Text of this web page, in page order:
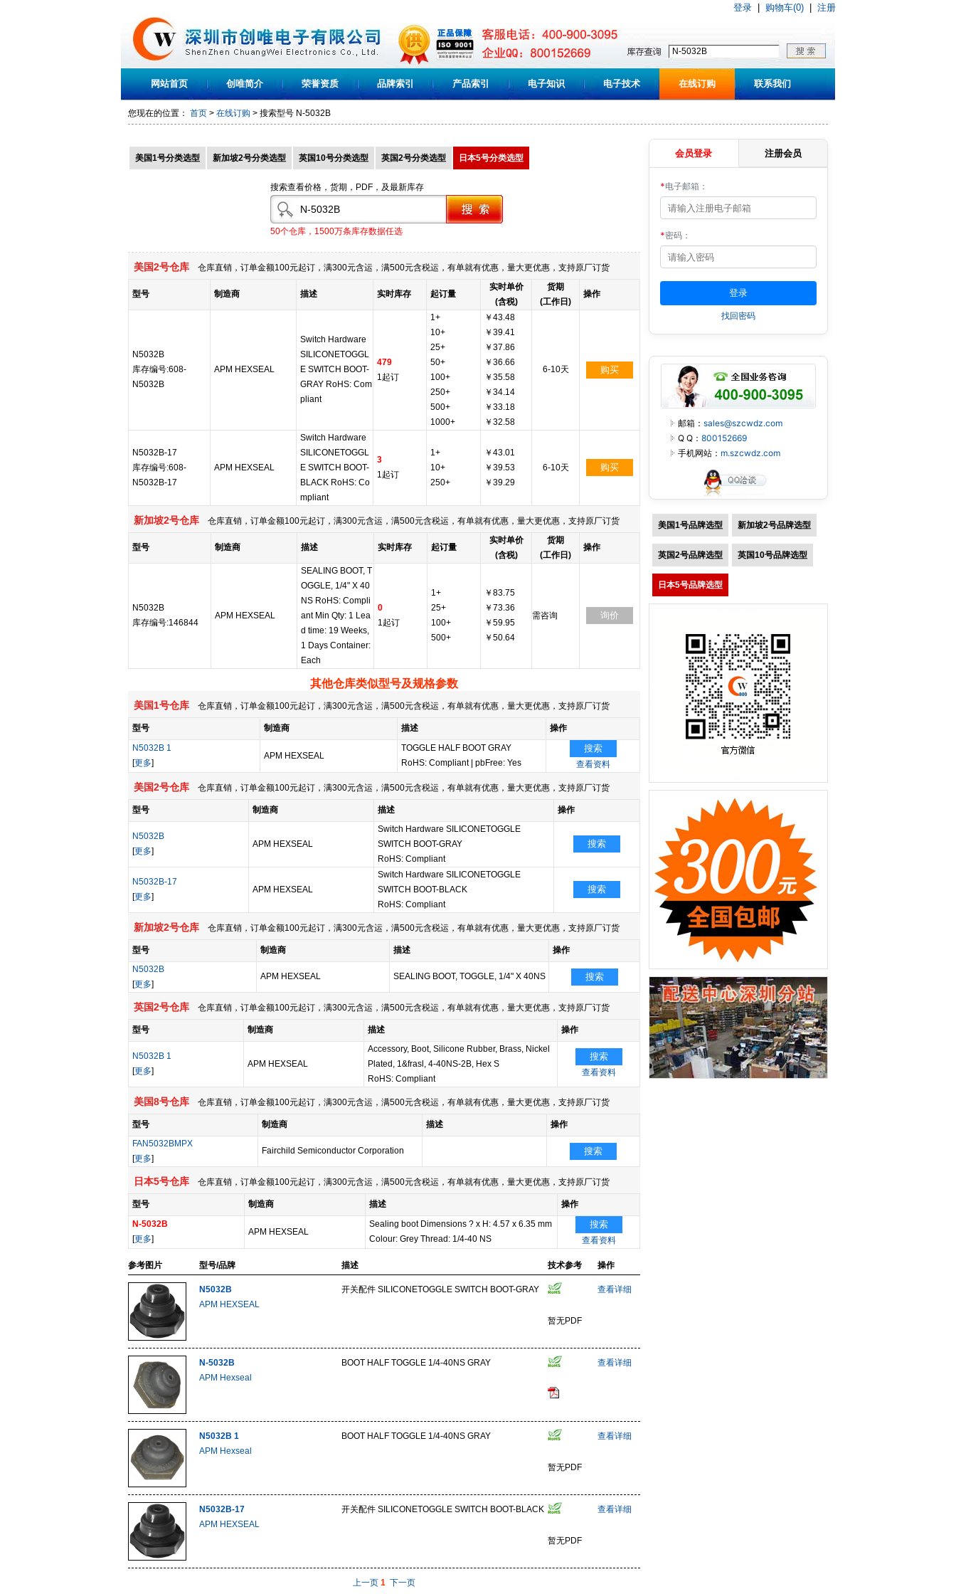
登录 购物车(0) 注册
网站首页 创唯简介 荣誉资质 品牌索引 产品索引 电子知识 电子技术 在线订购 联系我们
您现在的位置： 首页 > 在线订购 > 搜索型号 N-5032B
美国1号分类选型 新加坡2号分类选型 英国10号分类选型 英国2号分类选型 日本5号分类选型
搜索查看价格，货期，PDF，及最新库存
50个仓库，1500万条库存数据任选
美国2号仓库 仓库直销，订单金额100元起订，满300元含运，满500元含税运，有单就有优惠，量大更优惠，支持原厂订货
型号 制造商 描述 实时库存 起订量
实时单价
(含税)
货期
(工作日)
操作
N5032B
库存编号:608-
N5032B
APM HEXSEAL
Switch Hardware
SILICONETOGGL
E SWITCH BOOT-
GRAY RoHS: Com
pliant
479
1起订
1+
10+
25+
50+
100+
250+
500+
1000+
￥43.48
￥39.41
￥37.86
￥36.66
￥35.58
￥34.14
￥33.18
￥32.58
6-10天 购买
N5032B-17
库存编号:608-
N5032B-17
APM HEXSEAL
Switch Hardware
SILICONETOGGL
E SWITCH BOOT-
BLACK RoHS: Co
mpliant
3
1起订
1+
10+
250+
￥43.01
￥39.53
￥39.29
6-10天 购买
新加坡2号仓库 仓库直销，订单金额100元起订，满300元含运，满500元含税运，有单就有优惠，量大更优惠，支持原厂订货
型号 制造商 描述 实时库存 起订量
实时单价
(含税)
货期
(工作日)
操作
N5032B
库存编号:146844
APM HEXSEAL
SEALING BOOT, T
OGGLE, 1/4" X 40
NS RoHS: Compli
ant Min Qty: 1 Lea
d time: 19 Weeks,
1 Days Container:
Each
0
1起订
1+
25+
100+
500+
￥83.75
￥73.36
￥59.95
￥50.64
需咨询 询价
其他仓库类似型号及规格参数
美国1号仓库 仓库直销，订单金额100元起订，满300元含运，满500元含税运，有单就有优惠，量大更优惠，支持原厂订货
型号 制造商 描述
操作
N5032B 1
[更多]
APM HEXSEAL
TOGGLE HALF BOOT GRAY
RoHS: Compliant pbFree: Yes
搜索
查看资料
美国2号仓库 仓库直销，订单金额100元起订，满300元含运，满500元含税运，有单就有优惠，量大更优惠，支持原厂订货
型号 制造商 描述 操作
N5032B
[更多]
APM HEXSEAL
Switch Hardware SILICONETOGGLE
SWITCH BOOT-GRAY
RoHS: Compliant
搜索
N5032B-17
[更多]
APM HEXSEAL
Switch Hardware SILICONETOGGLE
SWITCH BOOT-BLACK
RoHS: Compliant
搜索
新加坡2号仓库 仓库直销，订单金额100元起订，满300元含运，满500元含税运，有单就有优惠，量大更优惠，支持原厂订货
型号 制造商 描述
操作
N5032B
[更多]
APM HEXSEAL SEALING BOOT, TOGGLE, 1/4" X 40NS 搜索
英国2号仓库 仓库直销，订单金额100元起订，满300元含运，满500元含税运，有单就有优惠，量大更优惠，支持原厂订货
型号 制造商 描述 操作
N5032B 1
[更多]
APM HEXSEAL
Accessory, Boot, Silicone Rubber, Brass, Nickel
Plated, 1&frasl, 4-40NS-2B, Hex S
RoHS: Compliant
搜索
查看资料
美国8号仓库 仓库直销，订单金额100元起订，满300元含运，满500元含税运，有单就有优惠，量大更优惠，支持原厂订货
型号 制造商 描述
操作
FAN5032BMPX
[更多]
Fairchild Semiconductor Corporation 搜索
日本5号仓库 仓库直销，订单金额100元起订，满300元含运，满500元含税运，有单就有优惠，量大更优惠，支持原厂订货
型号 制造商 描述
操作
N-5032B
[更多]
APM HEXSEAL
Sealing boot Dimensions ? x H: 4.57 x 6.35 mm
Colour: Grey Thread: 1/4-40 NS
搜索
查看资料
参考图片 型号/品牌 描述 技术参考 操作
N5032B
APM HEXSEAL
开关配件 SILICONETOGGLE SWITCH BOOT-GRAY
暂无PDF
查看详细
N-5032B
APM Hexseal
BOOT HALF TOGGLE 1/4-40NS GRAY 查看详细
N5032B 1
APM Hexseal
BOOT HALF TOGGLE 1/4-40NS GRAY
暂无PDF
查看详细
N5032B-17
APM HEXSEAL
开关配件 SILICONETOGGLE SWITCH BOOT-BLACK
暂无PDF
查看详细
上一页 1 下一页
会员登录 注册会员
*电子邮箱：
*密码：
找回密码
邮箱： sales@szcwdz.com
Q Q： 800152669
手机网站： m.szcwdz.com
美国1号品牌选型 新加坡2号品牌选型
英国2号品牌选型 英国10号品牌选型
日本5号品牌选型